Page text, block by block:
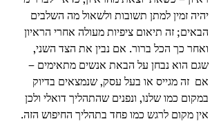
יהיה זמין למתן תשובות ולשאול מה השלבים
הבאים; זה תיאום ציפיות מעולה אחרי הראיון
ואחר כך הכל ברור. אם נבין את הצד השני,
שגם הוא נבחן על הבאת אנשים מתאימים –
אם  זה מגייס או בעל עסק, שנמצאים בדיוק
במקום כמו שלנו, ונפנים שהתהליך דואלי ולכן
אין מקום לרגש כמו פחד בתהליך החיפוש הזה.